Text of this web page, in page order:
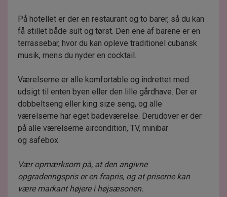
På hotellet er der en restaurant og to barer, så du kan
få stillet både sult og tørst. Den ene af barene er en
terrassebar, hvor du kan opleve traditionel cubansk
musik, mens du nyder en cocktail.
Værelserne er alle komfortable og indrettet med
udsigt til enten byen eller den lille gårdhave. Der er
dobbeltseng eller king size seng, og alle
værelserne har eget badeværelse. Derudover er der
på alle værelserne aircondition, TV, minibar
og safebox.
Vær opmærksom på, at den angivne
opgraderingspris er en frapris, og at priserne kan
være markant højere i højsæsonen.